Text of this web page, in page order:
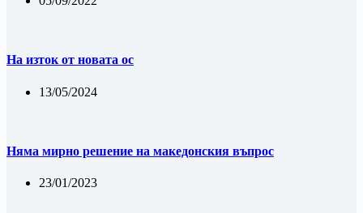
На изток от новата ос
13/05/2024
Няма мирно решение на македонския въпрос
23/01/2023